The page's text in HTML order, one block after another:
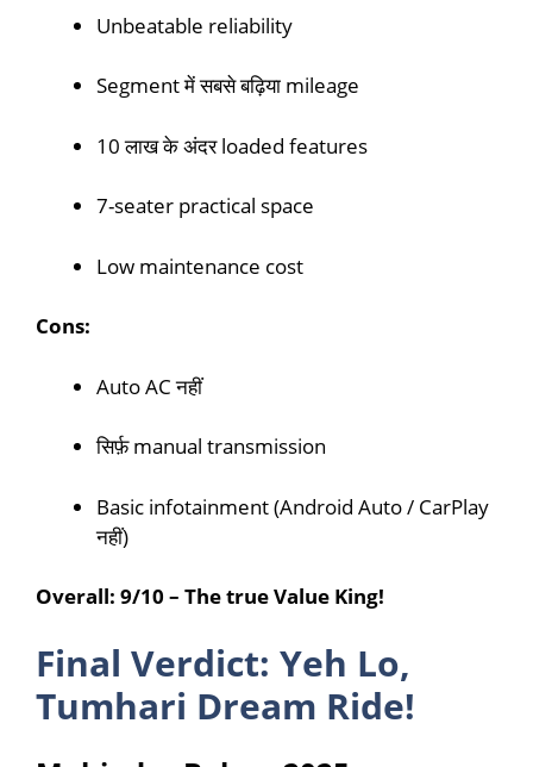
Unbeatable reliability
Segment में सबसे बढ़िया mileage
10 लाख के अंदर loaded features
7-seater practical space
Low maintenance cost
Cons:
Auto AC नहीं
सिर्फ़ manual transmission
Basic infotainment (Android Auto / CarPlay
नहीं)
Overall: 9/10 – The true Value King!
Final Verdict: Yeh Lo,
Tumhari Dream Ride!